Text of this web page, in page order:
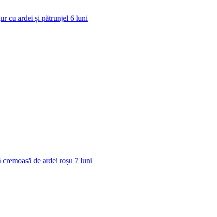
cu ardei și pătrunjel 6 luni
cremoasă de ardei roșu 7 luni